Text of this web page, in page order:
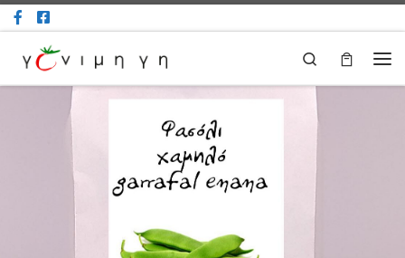
Μετάβαση στο περιεχόμενο
Search